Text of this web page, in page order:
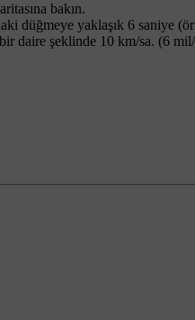
bakın.
düğmeye yaklaşık 6 saniye
daire şeklinde 10 km/sa. (6